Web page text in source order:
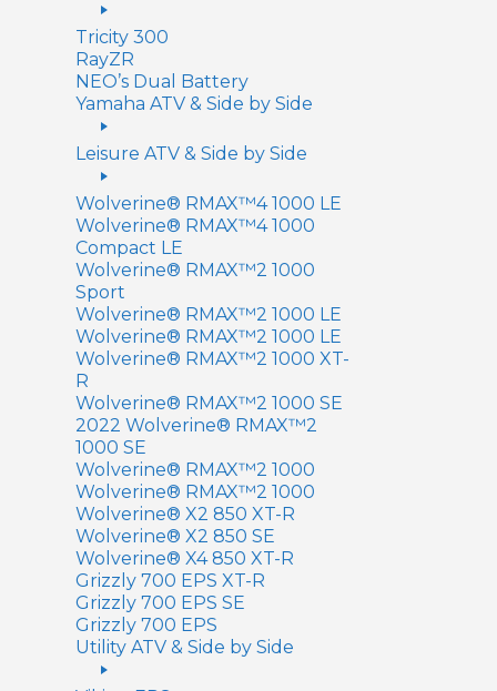
Tricity 300
RayZR
NEO’s Dual Battery
Yamaha ATV & Side by Side
Leisure ATV & Side by Side
Wolverine® RMAX™4 1000 LE
Wolverine® RMAX™4 1000
Compact LE
Wolverine® RMAX™2 1000
Sport
Wolverine® RMAX™2 1000 LE
Wolverine® RMAX™2 1000 LE
Wolverine® RMAX™2 1000 XT-
R
Wolverine® RMAX™2 1000 SE
2022 Wolverine® RMAX™2
1000 SE
Wolverine® RMAX™2 1000
Wolverine® RMAX™2 1000
Wolverine® X2 850 XT-R
Wolverine® X2 850 SE
Wolverine® X4 850 XT-R
Grizzly 700 EPS XT-R
Grizzly 700 EPS SE
Grizzly 700 EPS
Utility ATV & Side by Side